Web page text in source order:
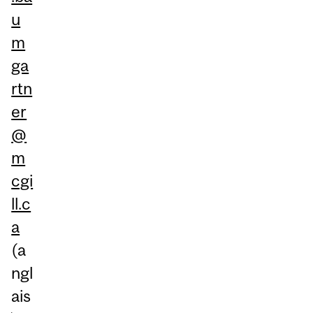
u
m
ga
rtn
er
@
m
cgi
ll.c
a
(a
ngl
ais